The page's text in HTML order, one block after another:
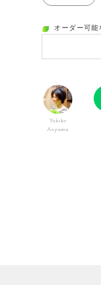
オーダー可能
Yukiko
Aoyama